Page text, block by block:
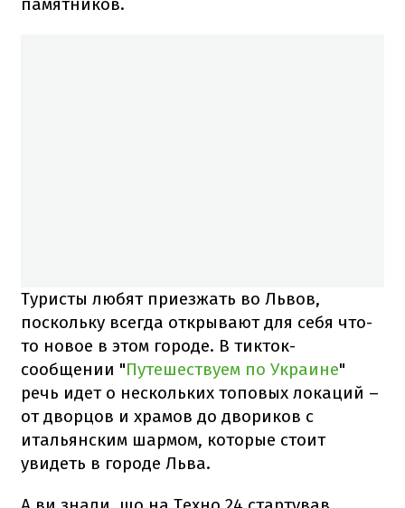
Туристы любят приезжать во Львов,
поскольку всегда открывают для себя что-
то новое в этом городе. В тикток-
сообщении "Путешествуем по Украине"
речь идет о нескольких топовых локаций –
от дворцов и храмов до двориков с
итальянским шармом, которые стоит
увидеть в городе Льва.